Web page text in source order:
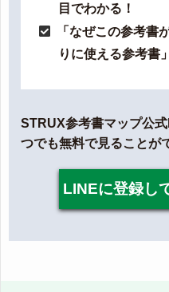
目でわかる！
「なぜこの参考書
りに使える参考書
STRUX参考書マップ公
つでも無料で見ることが
LINEに登録し